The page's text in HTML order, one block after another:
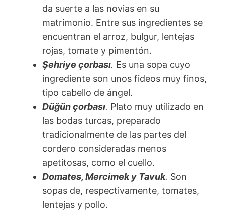
da suerte a las novias en su
matrimonio. Entre sus ingredientes se
encuentran el arroz, bulgur, lentejas
rojas, tomate y pimentón.
Şehriye çorbası. Es una sopa cuyo
ingrediente son unos fideos muy finos,
tipo cabello de ángel.
Düğün çorbası. Plato muy utilizado en
las bodas turcas, preparado
tradicionalmente de las partes del
cordero consideradas menos
apetitosas, como el cuello.
Domates, Mercimek y Tavuk. Son
sopas de, respectivamente, tomates,
lentejas y pollo.